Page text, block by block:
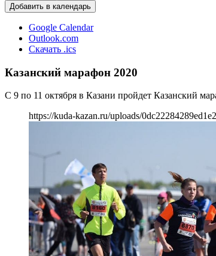
Добавить в календарь
Google Calendar
Outlook.com
Скачать .ics
Казанский марафон 2020
С 9 по 11 октября в Казани пройдет Казанский
https://kuda-kazan.ru/uploads/